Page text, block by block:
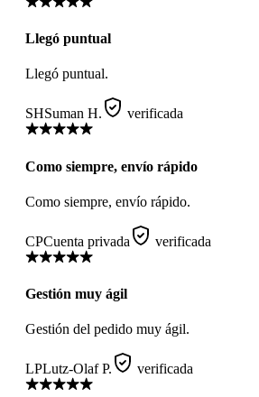
Llegó puntual
Llegó puntual.
SHSuman H. verificada
Como siempre, envío rápido
Como siempre, envío rápido.
CPCuenta privada verificada
Gestión muy ágil
Gestión del pedido muy ágil.
LPLutz-Olaf P. verificada